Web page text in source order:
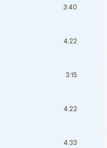
3:40
4:22
3:15
4:22
4:33